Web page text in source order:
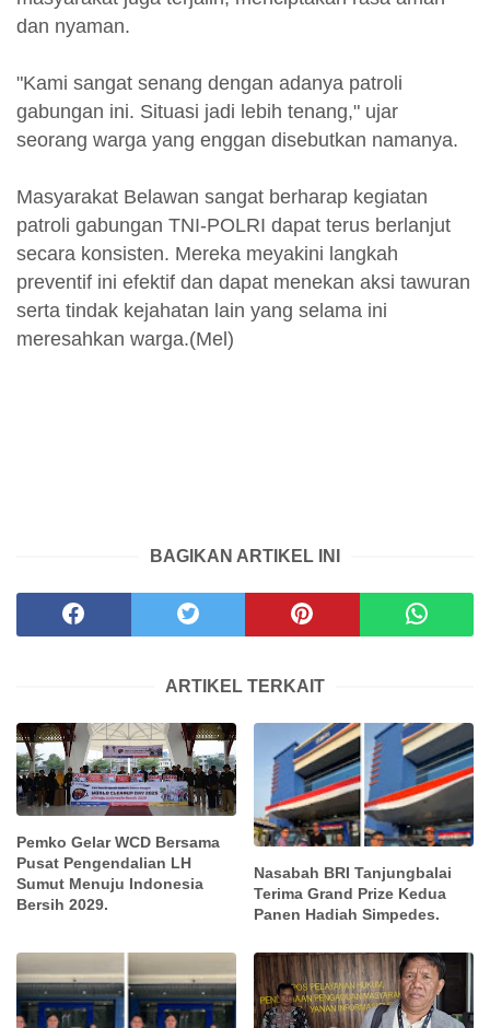
dan nyaman.
"Kami sangat senang dengan adanya patroli
gabungan ini. Situasi jadi lebih tenang," ujar
seorang warga yang enggan disebutkan namanya.
Masyarakat Belawan sangat berharap kegiatan
patroli gabungan TNI-POLRI dapat terus berlanjut
secara konsisten. Mereka meyakini langkah
preventif ini efektif dan dapat menekan aksi tawuran
serta tindak kejahatan lain yang selama ini
meresahkan warga.(Mel)
BAGIKAN ARTIKEL INI
ARTIKEL TERKAIT
Pemko Gelar WCD Bersama
Pusat Pengendalian LH
Sumut Menuju Indonesia
Bersih 2029.
Nasabah BRI Tanjungbalai
Terima Grand Prize Kedua
Panen Hadiah Simpedes.